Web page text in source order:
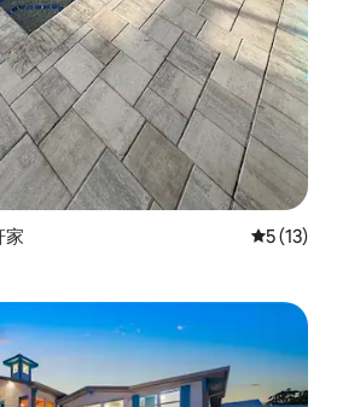
家 レビュー
5 (13)
スです。